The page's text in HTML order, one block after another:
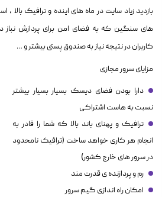
بازدید زیاد سایت در ماه های اینده و ترافیک بالا ،
های سنگین که به فضای امن برای پردازش نباز
کاربران در نتیجه نیاز به صندوق پستی بیشتر و …
مزایای سرور مجازی
دارا بودن فضای دیسک بسیار بسیار بیشتر
نسبت به هاست اشتراکی
ترافیک و پهنای باند بالا که شما را قادر به
انجام هر کاری خواهد ساخت (ترافیک نامحدود
در سرور های خارج کشور)
رم و پردازنده ی قدرت مند
امکان راه اندازی گیم سرور